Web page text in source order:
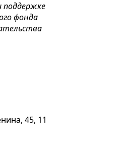
поддержке
фонда
45, 11